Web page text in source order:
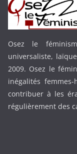
Osez le
universaliste,
2009. Osez le
inégalités
contribuer à les
régulièrement des